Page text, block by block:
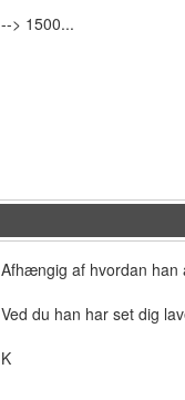
--> 1500...
Afhængig af hvordan han
Ved du han har set dig
K